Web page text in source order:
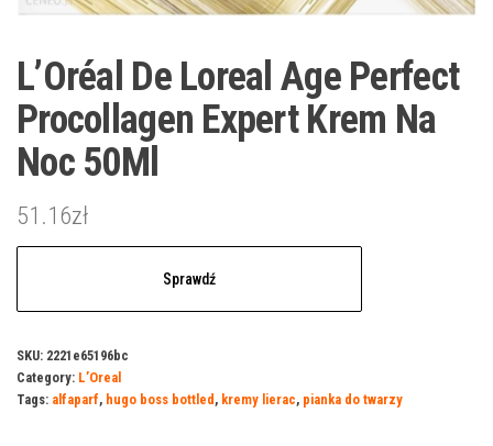
L’Oréal De Loreal Age Perfect
Procollagen Expert Krem Na
Noc 50Ml
51.16zł
Sprawdź
SKU: 2221e65196bc
Category: L’Oreal
Tags: alfaparf, hugo boss bottled , kremy lierac, pianka do twarzy